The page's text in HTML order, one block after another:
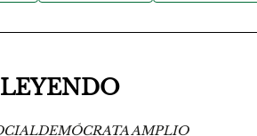
AMPLIO